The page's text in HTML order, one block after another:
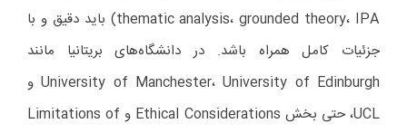
thematic analysis، grounded theory، IPA) باید دقیق و با
جزئیات کامل همراه باشد. در دانشگاه‌های بریتانیا مانند
University of Manchester، University of Edinburgh و
UCL، حتی بخش Ethical Considerations و Limitations of